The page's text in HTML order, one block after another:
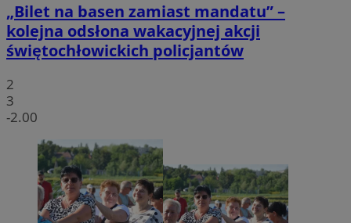
„Bilet na basen zamiast mandatu” –
kolejna odsłona wakacyjnej akcji
świętochłowickich policjantów
2
3
-2.00